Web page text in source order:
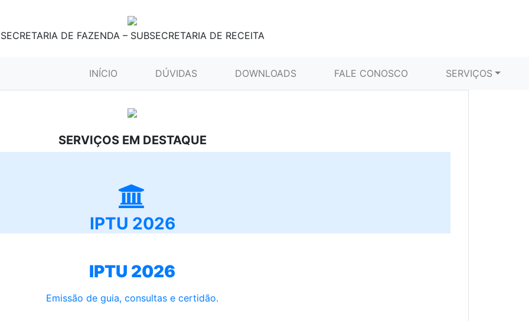
SECRETARIA DE FAZENDA – SUBSECRETARIA DE RECEITA
INÍCIO (CURRENT)DÚVIDAS DOWNLOADS FALE CONOSCO SERVIÇOS
SERVIÇOS EM DESTAQUE
IPTU 2026
IPTU 2026
Emissão de guia, consultas e certidão.